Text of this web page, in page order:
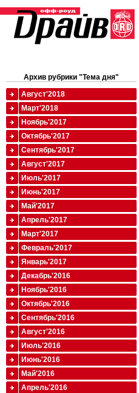
Архив рубрики "Тема дня"
Август'2018
Март'2018
Ноябрь'2017
Октябрь'2017
Сентябрь'2017
Август'2017
Июль'2017
Июнь'2017
Май'2017
Апрель'2017
Март'2017
Февраль'2017
Январь'2017
Декабрь'2016
Ноябрь'2016
Октябрь'2016
Сентябрь'2016
Август'2016
Июль'2016
Июнь'2016
Май'2016
Апрель'2016